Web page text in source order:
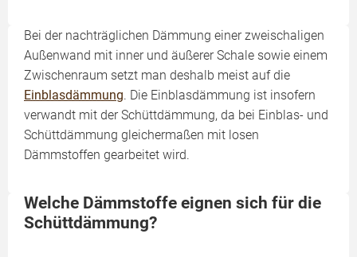
Bei der nachträglichen Dämmung einer zweischaligen
Außenwand mit inner und äußerer Schale sowie einem
Zwischenraum setzt man deshalb meist auf die
Einblasdämmung. Die Einblasdämmung ist insofern
verwandt mit der Schüttdämmung, da bei Einblas- und
Schüttdämmung gleichermaßen mit losen
Dämmstoffen gearbeitet wird.
Welche Dämmstoffe eignen sich für die
Schüttdämmung?